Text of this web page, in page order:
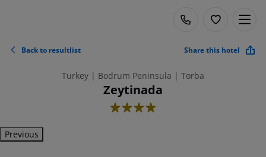
Back to resultlist Share this hotel
Turkey | Bodrum Peninsula | Torba
Zeytinada
4
Previous